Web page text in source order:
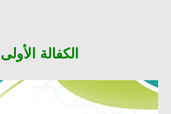
الكفالة الأولى